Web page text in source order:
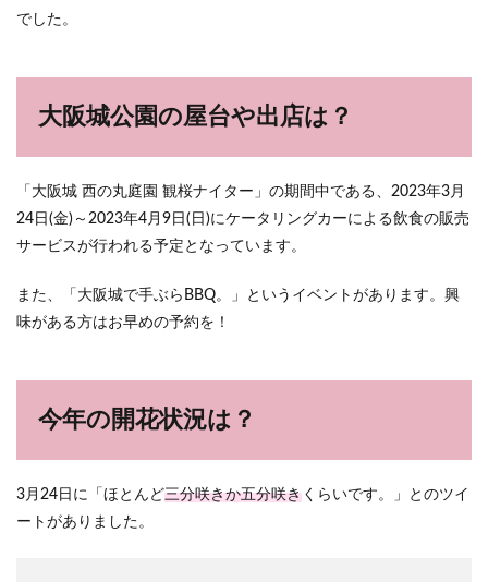
でした。
大阪城公園の屋台や出店は？
「大阪城 西の丸庭園 観桜ナイター」の期間中である、2023年3月
24日(金)～2023年4月9日(日)にケータリングカーによる飲食の販売
サービスが行われる予定となっています。
また、「大阪城で手ぶらBBQ。」というイベントがあります。興
味がある方はお早めの予約を！
今年の開花状況は？
3月24日に「ほとんど三分咲きか五分咲き くらいです。」とのツイ
ートがありました。